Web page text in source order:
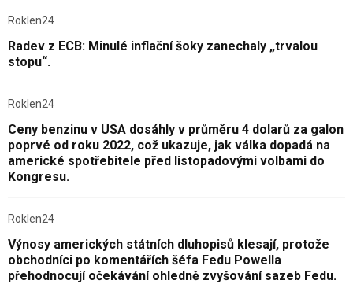
Roklen24
Radev z ECB: Minulé inflační šoky zanechaly „trvalou
stopu“.
Roklen24
Ceny benzinu v USA dosáhly v průměru 4 dolarů za galon
poprvé od roku 2022, což ukazuje, jak válka dopadá na
americké spotřebitele před listopadovými volbami do
Kongresu.
Roklen24
Výnosy amerických státních dluhopisů klesají, protože
obchodníci po komentářích šéfa Fedu Powella
přehodnocují očekávání ohledně zvyšování sazeb Fedu.